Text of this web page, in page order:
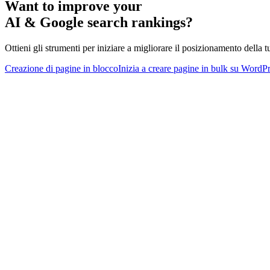
Want to improve your
AI & Google search rankings?
Ottieni gli strumenti per iniziare a migliorare il posizionamento della
Creazione di pagine in bloccoInizia a creare pagine in bulk su